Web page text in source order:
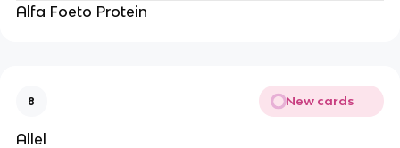
Alfa Foeto Protein
8 New cards
Allel